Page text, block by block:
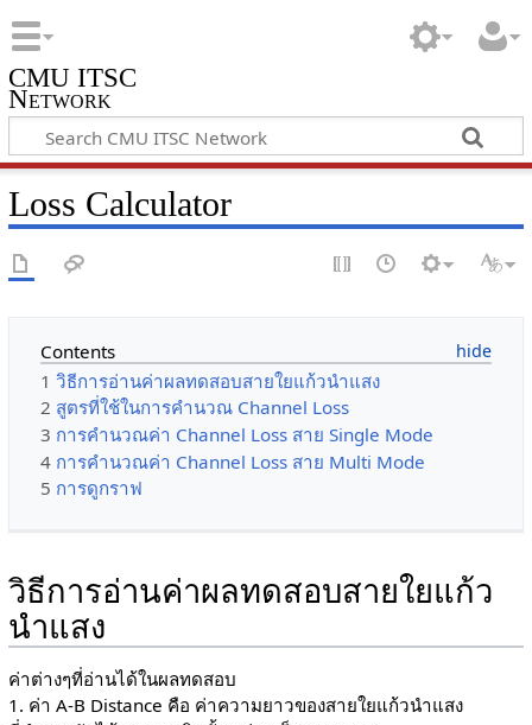
CMU ITSC
Network
Loss Calculator
Contents
1 วิธีการอ่านค่าผลทดสอบสายใยแก้วนำแสง
2 สูตรที่ใช้ในการคำนวณ Channel Loss
3 การคำนวณค่า Channel Loss สาย Single Mode
4 การคำนวณค่า Channel Loss สาย Multi Mode
5 การดูกราฟ
วิธีการอ่านค่าผลทดสอบสายใยแก้ว
นำแสง
ค่าต่างๆที่อ่านได้ในผลทดสอบ
1. ค่า A-B Distance คือ ค่าความยาวของสายใยแก้วนำแสง